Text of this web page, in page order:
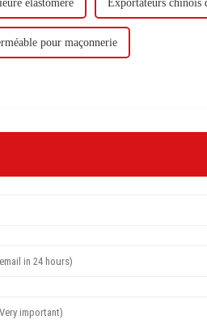
élastomère Exportateurs chinois
pour maçonnerie